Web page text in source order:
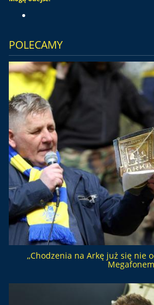
POLECAMY
,,Chodzenia na Arkę już się nie
Megafonem